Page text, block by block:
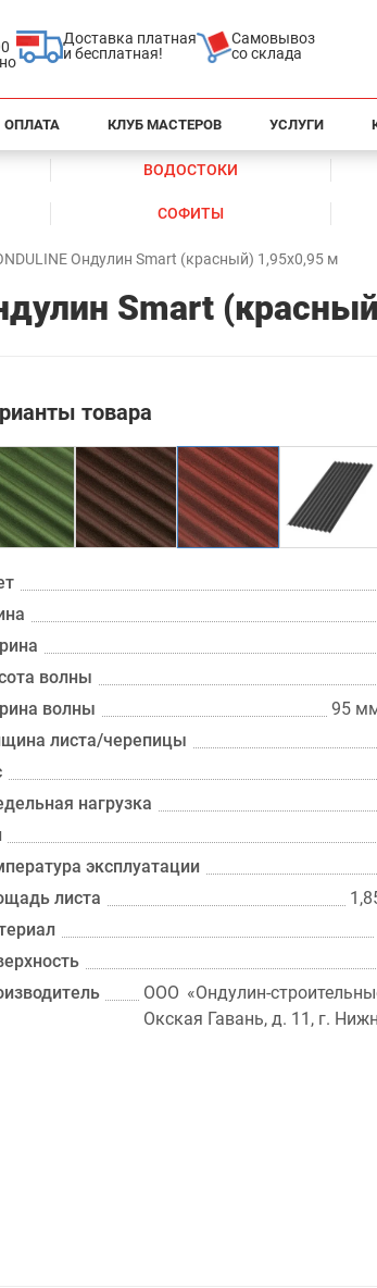
Доставка платная
и бесплатная!
Самовывоз
со склада
ОПЛАТА КЛУБ МАСТЕРОВ УСЛУГИ
ВОДОСТОКИ
СОФИТЫ
Ондулин Smart (красный) 1,95х0,95 м
Smart
товара
волны
волны
95
листа/черепицы
нагрузка
эксплуатации
листа
ООО «Ондулин-
Окская Гавань, д. 11, г.